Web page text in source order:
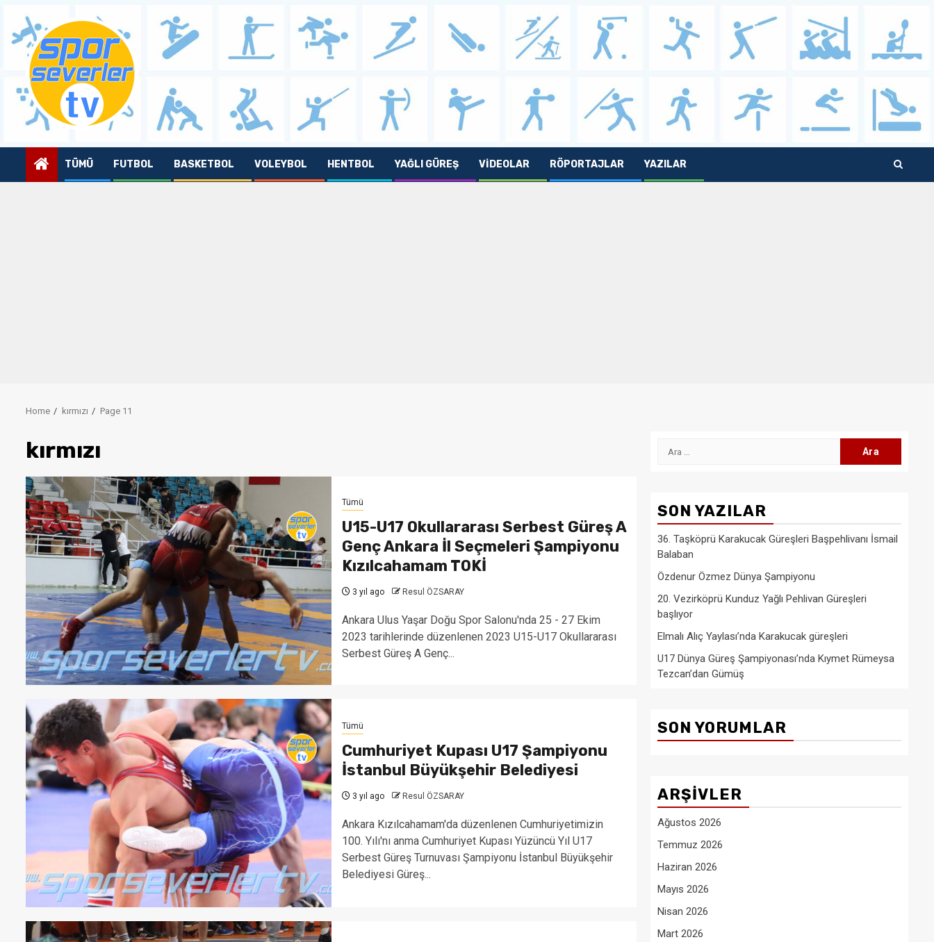
content
TÜMÜ FUTBOL BASKETBOL VOLEYBOL HENTBOL YAĞLI GÜREŞ VIDEOLAR RÖPORTAJLAR YAZILAR
Home kırmızı Page 11
kırmızı
Tümü
U15-U17 Okullararası Serbest Güreş A
Genç Ankara İl Seçmeleri Şampiyonu
Kızılcahamam TOKİ
3 yıl ago Resul ÖZSARAY
Ankara Ulus Yaşar Doğu Spor Salonu'nda 25 - 27 Ekim
2023 tarihlerinde düzenlenen 2023 U15-U17 Okullararası
Serbest Güreş A Genç...
Tümü
Cumhuriyet Kupası U17 Şampiyonu
İstanbul Büyükşehir Belediyesi
3 yıl ago Resul ÖZSARAY
Ankara Kızılcahamam'da düzenlenen Cumhuriyetimizin
100. Yılı'nı anma Cumhuriyet Kupası Yüzüncü Yıl U17
Serbest Güreş Turnuvası Şampiyonu İstanbul Büyükşehir
Belediyesi Güreş...
Arama:
SON YAZILAR
36. Taşköprü Karakucak Güreşleri Başpehlivanı İsmail
Balaban
Özdenur Özmez Dünya Şampiyonu
20. Vezirköprü Kunduz Yağlı Pehlivan Güreşleri
başlıyor
Elmalı Alıç Yaylası’nda Karakucak güreşleri
U17 Dünya Güreş Şampiyonası’nda Kıymet Rümeysa
Tezcan’dan Gümüş
SON YORUMLAR
ARŞIVLER
Ağustos 2026
Temmuz 2026
Haziran 2026
Mayıs 2026
Nisan 2026
Mart 2026